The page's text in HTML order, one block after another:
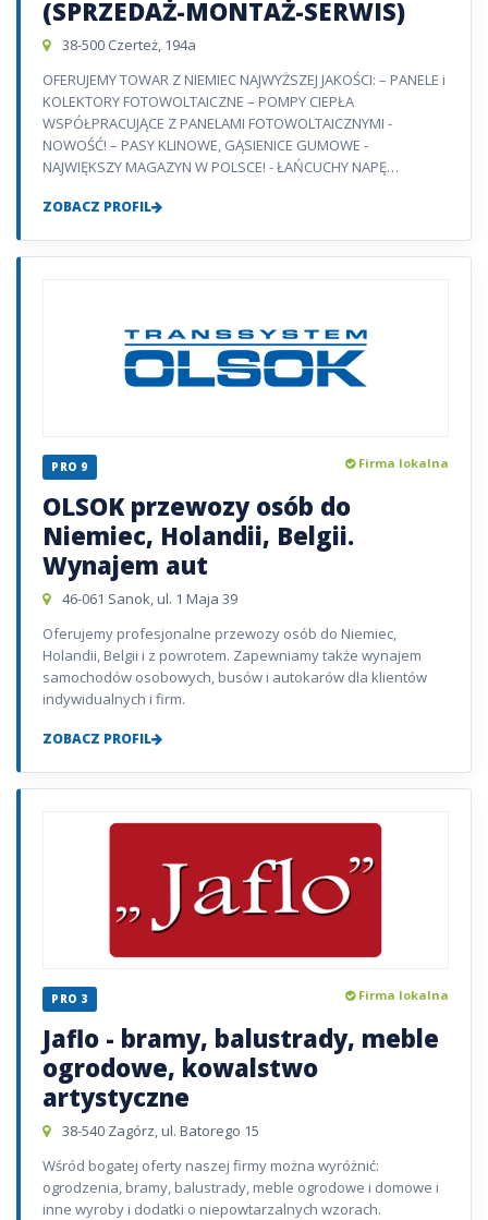
(SPRZEDAŻ-MONTAŻ-SERWIS)
38-500 Czerteż, 194a
OFERUJEMY TOWAR Z NIEMIEC NAJWYŻSZEJ JAKOŚCI: – PANELE i
KOLEKTORY FOTOWOLTAICZNE – POMPY CIEPŁA
WSPÓŁPRACUJĄCE Z PANELAMI FOTOWOLTAICZNYMI -
NOWOŚĆ! – PASY KLINOWE, GĄSIENICE GUMOWE -
NAJWIĘKSZY MAGAZYN W POLSCE! - ŁAŃCUCHY NAPĘ…
ZOBACZ PROFIL
PRO 9 Firma lokalna
OLSOK przewozy osób do
Niemiec, Holandii, Belgii.
Wynajem aut
46-061 Sanok, ul. 1 Maja 39
Oferujemy profesjonalne przewozy osób do Niemiec,
Holandii, Belgii i z powrotem. Zapewniamy także wynajem
samochodów osobowych, busów i autokarów dla klientów
indywidualnych i firm.
ZOBACZ PROFIL
PRO 3 Firma lokalna
Jaflo - bramy, balustrady, meble
ogrodowe, kowalstwo
artystyczne
38-540 Zagórz, ul. Batorego 15
Wśród bogatej oferty naszej firmy można wyróżnić:
ogrodzenia, bramy, balustrady, meble ogrodowe i domowe i
inne wyroby i dodatki o niepowtarzalnych wzorach.